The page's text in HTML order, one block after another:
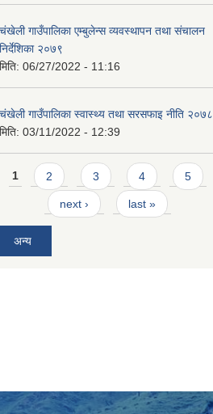
चंखेली गाउँपालिका एम्बुलेन्स व्यवस्थापन तथा संचालन
निर्देशिका २०७९
मिति: 06/27/2022 - 11:16
चंखेली गाउँपालिका स्वास्थ्य तथा सरसफाइ नीति २०७८
मिति: 03/11/2022 - 12:39
Pages
1 2 3 4 5
next › last »
अन्य